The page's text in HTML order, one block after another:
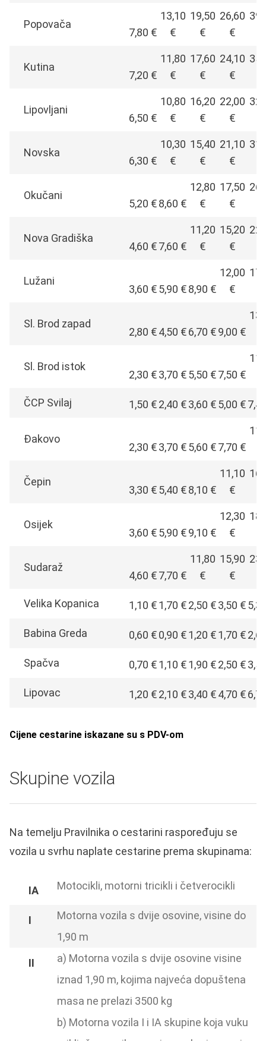
Popovača
7,80 €
13,10
€
19,50
€
26,60
€
Kutina
7,20 €
11,80
€
17,60
€
24,10
€
Lipovljani
6,50 €
10,80
€
16,20
€
22,00
€
Novska
6,30 €
10,30
€
15,40
€
21,10
€
Okučani
5,20 €8,60 €
12,80
€
17,50
€
Nova Gradiška
4,60 €7,60 €
11,20
€
15,20
€
Lužani
3,60 €5,90 €8,90 €
12,00
€
Sl. Brod zapad
2,80 €4,50 €6,70 €9,00 €
Sl. Brod istok
2,30 €3,70 €5,50 €7,50 €
ČCP Svilaj 1,50 €2,40 €3,60 €5,00 €
Đakovo
2,30 €3,70 €5,60 €7,70 €
Čepin
3,30 €5,40 €8,10 €
11,10
€
Osijek
3,60 €5,90 €9,10 €
12,30
€
Sudaraž
4,60 €7,70 €
11,80
€
15,90
€
Velika Kopanica 1,10 €1,70 €2,50 €3,50 €
Babina Greda 0,60 €0,90 €1,20 €1,70 €
Spačva 0,70 €1,10 €1,90 €2,50 €
Lipovac 1,20 €2,10 €3,40 €4,70 €
Cijene cestarine iskazane su s PDV-om
Skupine vozila
Na temelju Pravilnika o cestarini raspoređuju se
vozila u svrhu naplate cestarine prema skupinama:
Motocikli, motorni tricikli i četverocikli
Motorna vozila s dvije osovine, visine do
1,90 m
a) Motorna vozila s dvije osovine visine
iznad 1,90 m, kojima najveća dopuštena
masa ne prelazi 3500 kg
b) Motorna vozila I i IA skupine koja vuku